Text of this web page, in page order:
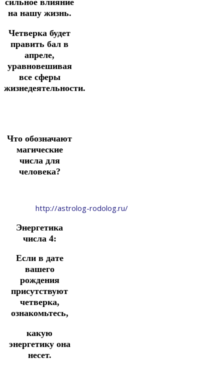
сильное влияние
на нашу жизнь.
Четверка будет
править бал в
апреле,
уравновешивая
все сферы
жизнедеятельности.
Что обозначают
магические
числа для
человека?
http://astrolog-rodolog.ru/
Энергетика
числа 4:
Если в дате
вашего
рождения
присутствуют
четверка,
ознакомьтесь,
какую
энергетику она
несет.